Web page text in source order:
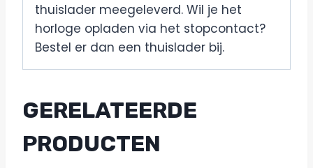
thuislader meegeleverd. Wil je het
horloge opladen via het stopcontact?
Bestel er dan een thuislader bij.
GERELATEERDE
PRODUCTEN